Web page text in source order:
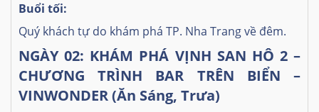
Buổi tối:
Quý khách tự do khám phá TP. Nha Trang về đêm.
NGÀY 02: KHÁM PHÁ VỊNH SAN HÔ 2 –
CHƯƠNG TRÌNH BAR TRÊN BIỂN –
VINWONDER (Ăn Sáng, Trưa)